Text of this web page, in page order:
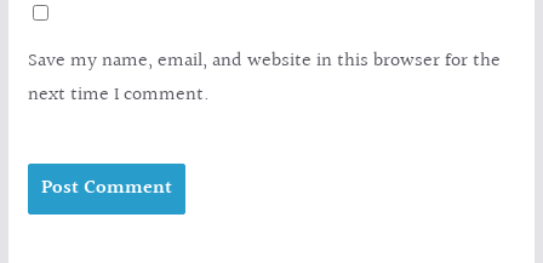
Save my name, email, and website in this browser for the
next time I comment.